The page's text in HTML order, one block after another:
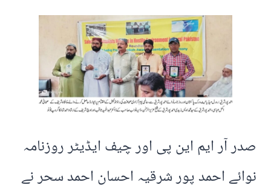
صدر آر ایم این پی اور چیف ایڈیٹر روزنامہ
نوائے احمد پور شرقیہ احسان احمد سحر نے